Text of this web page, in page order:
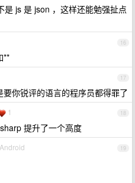
是 js 是 json ，这样还能勉强扯点
16
**
17
你锐评的语言的程序员都得罪了
18
1
提升了一个高度
19